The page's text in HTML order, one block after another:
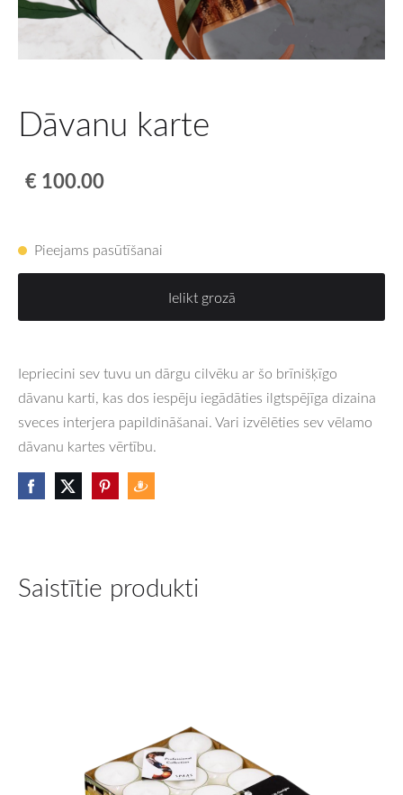
Dāvanu karte
€ 100.00
Pieejams pasūtīšanai
Ielikt grozā
Iepriecini sev tuvu un dārgu cilvēku ar šo brīnišķīgo
dāvanu karti, kas dos iespēju iegādāties ilgtspējīga dizaina
sveces interjera papildināšanai. Vari izvēlēties sev vēlamo
dāvanu kartes vērtību.
Saistītie produkti